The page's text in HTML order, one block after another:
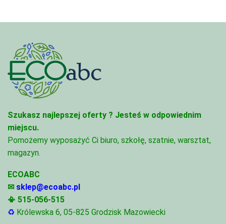
Szukasz najlepszej oferty ? Jesteś w odpowiednim
miejscu.
Pomożemy wyposażyć Ci biuro, szkołę, szatnie, warsztat,
magazyn.
ECOABC
✉ sklep@ecoabc.pl
📳 515-056-515
♻ Królewska 6, 05-825 Grodzisk Mazowiecki